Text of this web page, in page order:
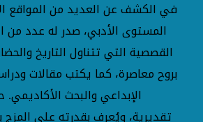
في الكشف عن العديد من المواقع
المستوى الأدبي، صدر له عدد من
القصصية التي تتناول التاريخ
بروح معاصرة، كما يكتب مقالات
الإبداعي والبحث
تقديرية، ويُعرف بقدرته على